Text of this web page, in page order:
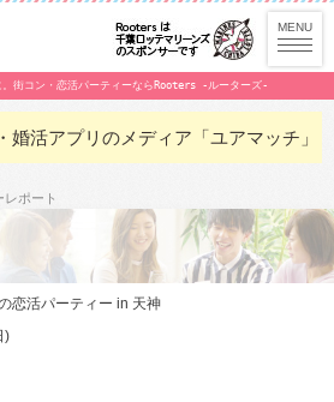
。街コン・恋活パーティーならRooters -ルーターズ-
婚活アプリのメディア「ユアマッチ」
レポート
恋活パーティー in 天神
)